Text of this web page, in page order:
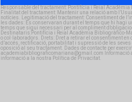
Responsable del tractament: Pontifícia i Reial
Finalitat del tractament: Mantenir una relació amb
notícies. Legitimació del tractament: Consentiment de
les dades: Es conservaran durant el temps que hi hagi
temps que sigui necessari per al compliment
Destinataris:Pontifícia i Reial Acadèmia Bibliogràfico-
o col·laboradors. Drets: Dret a retirar el consentiment en
d’accés, rectificació, portabilitat i supressió de les
oposició al seu tractament. Dades de contacte per
academiabibliograficomariana@gmail.com Informació
informació a la nostra Política de Privacitat.